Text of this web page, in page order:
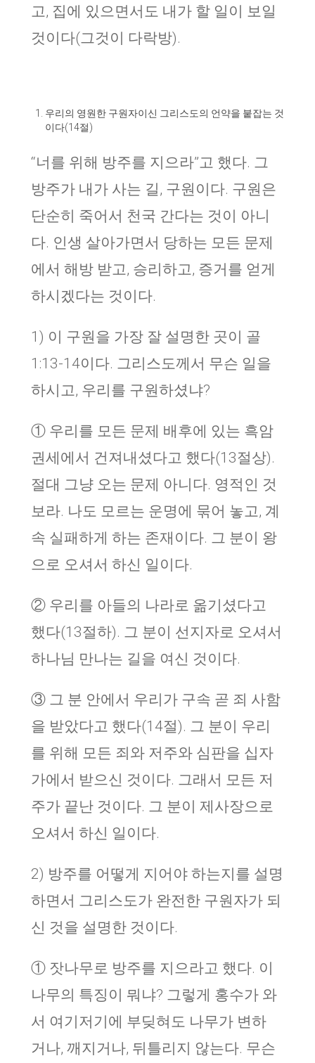
고, 집에 있으면서도 내가 할 일이 보일
것이다(그것이 다락방).
우리의 영원한 구원자이신 그리스도의 언약을 붙잡는 것
이다(14절)
“너를 위해 방주를 지으라”고 했다. 그
방주가 내가 사는 길, 구원이다. 구원은
단순히 죽어서 천국 간다는 것이 아니
다. 인생 살아가면서 당하는 모든 문제
에서 해방 받고, 승리하고, 증거를 얻게
하시겠다는 것이다.
1) 이 구원을 가장 잘 설명한 곳이 골
1:13-14이다. 그리스도께서 무슨 일을
하시고, 우리를 구원하셨냐?
① 우리를 모든 문제 배후에 있는 흑암
권세에서 건져내셨다고 했다(13절상).
절대 그냥 오는 문제 아니다. 영적인 것
보라. 나도 모르는 운명에 묶어 놓고, 계
속 실패하게 하는 존재이다. 그 분이 왕
으로 오셔서 하신 일이다.
② 우리를 아들의 나라로 옮기셨다고
했다(13절하). 그 분이 선지자로 오셔서
하나님 만나는 길을 여신 것이다.
③ 그 분 안에서 우리가 구속 곧 죄 사함
을 받았다고 했다(14절). 그 분이 우리
를 위해 모든 죄와 저주와 심판을 십자
가에서 받으신 것이다. 그래서 모든 저
주가 끝난 것이다. 그 분이 제사장으로
오셔서 하신 일이다.
2) 방주를 어떻게 지어야 하는지를 설명
하면서 그리스도가 완전한 구원자가 되
신 것을 설명한 것이다.
① 잣나무로 방주를 지으라고 했다. 이
나무의 특징이 뭐냐? 그렇게 홍수가 와
서 여기저기에 부딪혀도 나무가 변하
거나, 깨지거나, 뒤틀리지 않는다. 무슨